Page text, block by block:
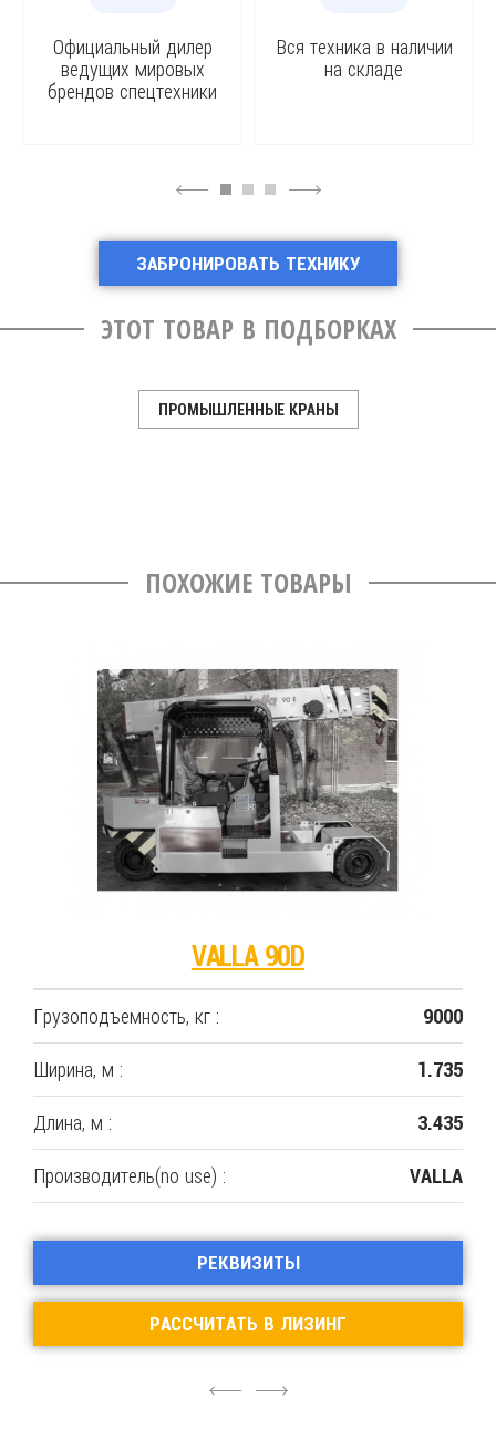
Официальный дилер
ведущих мировых
брендов спецтехники
Вся техника в наличии
на складе
4 6
ЗАБРОНИРОВАТЬ ТЕХНИКУ
ЭТОТ ТОВАР В ПОДБОРКАХ
ПРОМЫШЛЕННЫЕ КРАНЫ
ПОХОЖИЕ ТОВАРЫ
4
VALLA 90D
Грузоподъемность, кг : 9000
Ширина, м : 1.735
Длина, м : 3.435
Производитель(no use) : VALLA
РЕКВИЗИТЫ
РАССЧИТАТЬ В ЛИЗИНГ
6